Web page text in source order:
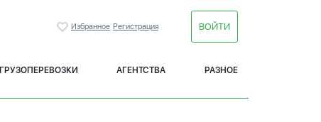
Избранное Регистрация ВОЙТИ
ГРУЗОПЕРЕВОЗКИ АГЕНТСТВА РАЗНОЕ